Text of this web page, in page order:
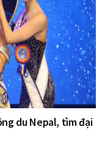
du Nepal, tìm đại